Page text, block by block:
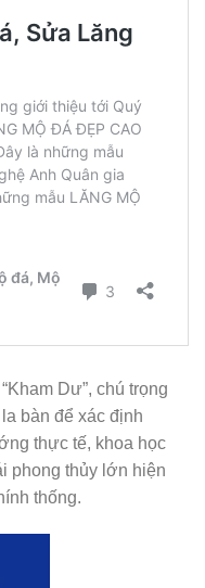
Dư”, chú trọng
bàn để xác định
thực tế, khoa học
phong thủy lớn hiện
thống.